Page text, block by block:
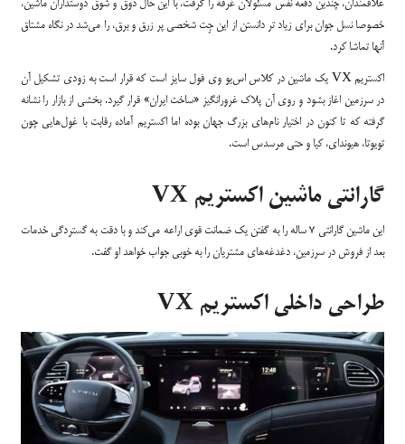
علاقمندان، چندین دفعه نفس مسئولان غرفه را گرفت، با این حال ذوق و شوق دوستداران ماشین،
خصوصا نسل جوان برای زیاد تر دانستن از این جِت شخصی پر زرق و برق، را می‌شد در نگاه مشتاق
آنها تماشا کرد.
اکستریم VX یک ماشین در کلاس اس‌یو وی فول سایز است که قرار است به زودی تشکیل آن
در سرزمین اغاز بشود و روی آن پلاک غرورانگیز «ساخت ایران» قرار گیرد. بخشی از بازار را نشانه
گرفته که تا کنون در اختیار نام‌های بزرگ جهان بوده اما اکستریم آماده رقابت با غول‌هایی چون
تویوتا، هیوندای، کیا و حتی مرسدس است.
گارانتی ماشین اکستریم VX
این ماشین گارانتی 7 ساله را به گفتن یک ضمانت قوی اراعه می‌کند و با دقت به گستردگی خدمات
بعد از فروش در سرزمین، دغدغه‌های مشتریان را به خوبی جواب خواهد او گفت.
طراحی داخلی اکستریم VX